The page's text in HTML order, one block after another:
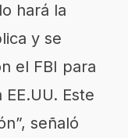
hará la
y se
el FBI para
Este
señaló